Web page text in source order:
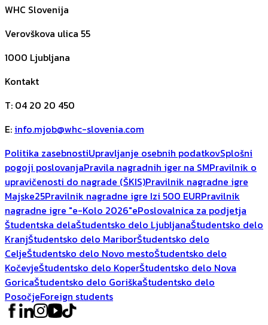
WHC Slovenija
Verovškova ulica 55
1000 Ljubljana
Kontakt
T: 04 20 20 450
E: info.mjob@whc-slovenia.com
Politika zasebnostiUpravljanje osebnih podatkovSplošni
pogoji poslovanjaPravila nagradnih iger na SMPravilnik o
upravičenosti do nagrade (ŠKIS)Pravilnik nagradne igre
Majske25Pravilnik nagradne igre Izi 500 EURPravilnik
nagradne igre "e-Kolo 2026"ePoslovalnica za podjetja
Študentska delaŠtudentsko delo LjubljanaŠtudentsko delo
KranjŠtudentsko delo MariborŠtudentsko delo
CeljeŠtudentsko delo Novo mestoŠtudentsko delo
KočevjeŠtudentsko delo KoperŠtudentsko delo Nova
GoricaŠtudentsko delo GoriškaŠtudentsko delo
PosočjeForeign students